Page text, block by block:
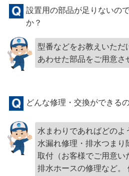
設置用の部品が足りないの
か？
型番などをお教えいただ
あわせた部品をご用意さ
どんな修理・交換ができる
水まわりであればどのよ
水漏れ修理・排水つま
取付（お客様でご用意い
排水ホースの修理など。